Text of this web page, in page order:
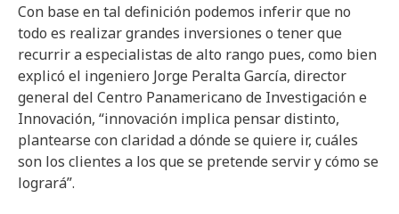
Con base en tal definición podemos inferir que no
todo es realizar grandes inversiones o tener que
recurrir a especialistas de alto rango pues, como bien
explicó el ingeniero Jorge Peralta García, director
general del Centro Panamericano de Investigación e
Innovación, “innovación implica pensar distinto,
plantearse con claridad a dónde se quiere ir, cuáles
son los clientes a los que se pretende servir y cómo se
logrará”.